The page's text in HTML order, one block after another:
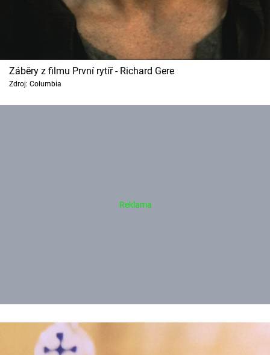
Záběry z filmu První rytíř - Richard Gere
Zdroj: Columbia